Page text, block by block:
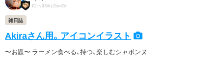
ID: v93rkz2be45r
雑日誌
Akiraさん用。アイコンイラスト
〜お題〜 ラーメン食べる、持つ、楽しむシャボンヌ